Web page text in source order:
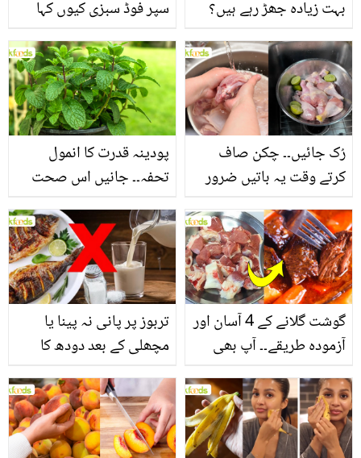
سپر فوڈ سبزی کیوں کہا
منرلز اور اینٹی آکسیڈنٹس
سے بھرپور اس سبزی کے
فائدے
بہت زیادہ جھڑ رہے ہیں؟
بنانے کے چند قدرتی طریقے
پودینہ قدرت کا انمول
تحفہ۔۔ جانیں اس صحت
انگیز طبی فوائد
رُک جائیں۔۔ چکن صاف
کرتے وقت یہ باتیں ضرور
تربوز پر پانی نہ پینا یا
مچھلی کے بعد دودھ کا
سے متعلق غلط فہمیوں کی
حقیقت کیا ہے اور افواہ
کیا؟
گوشت گلانے کے 4 آسان اور
آزمودہ طریقے۔۔ آپ بھی
بتائے راز